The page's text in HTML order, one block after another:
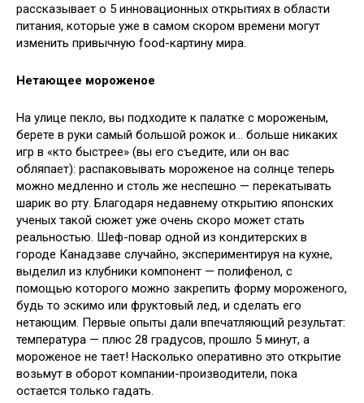
рассказывает о 5 инновационных открытиях в области
питания, которые уже в самом скором времени могут
изменить привычную food-картину мира.
Нетающее мороженое
На улице пекло, вы подходите к палатке с мороженым,
берете в руки самый большой рожок и… больше никаких
игр в «кто быстрее» (вы его съедите, или он вас
обляпает): распаковывать мороженое на солнце теперь
можно медленно и столь же неспешно — перекатывать
шарик во рту. Благодаря недавнему открытию японских
ученых такой сюжет уже очень скоро может стать
реальностью. Шеф-повар одной из кондитерских в
городе Канадзаве случайно, экспериментируя на кухне,
выделил из клубники компонент — полифенол, с
помощью которого можно закрепить форму мороженого,
будь то эскимо или фруктовый лед, и сделать его
нетающим. Первые опыты дали впечатляющий результат:
температура — плюс 28 градусов, прошло 5 минут, а
мороженое не тает! Насколько оперативно это открытие
возьмут в оборот компании-производители, пока
остается только гадать.